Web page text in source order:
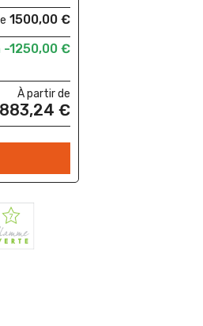
1500,00 €
-1250,00 €
À partir de
€